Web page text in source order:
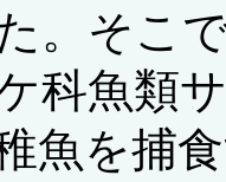
。そこ
科魚類
魚を捕